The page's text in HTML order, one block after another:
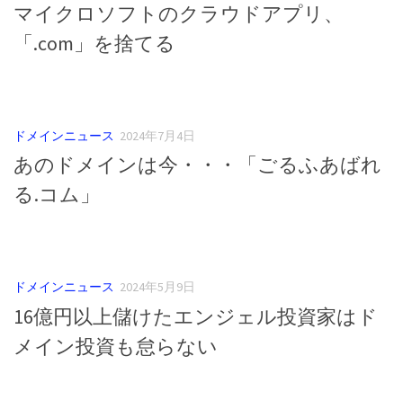
マイクロソフトのクラウドアプリ、
「.com」を捨てる
ドメインニュース 2024年7月4日
あのドメインは今・・・「ごるふあばれ
る.コム」
ドメインニュース 2024年5月9日
16億円以上儲けたエンジェル投資家はド
メイン投資も怠らない